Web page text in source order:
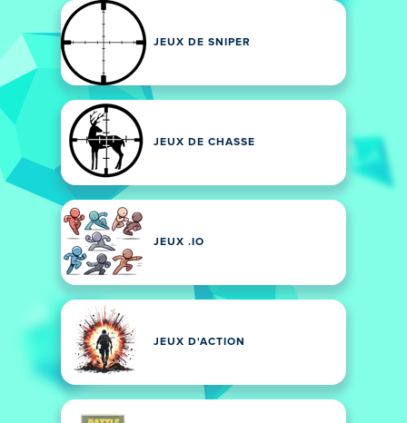
JEUX DE SNIPER
JEUX DE CHASSE
JEUX .IO
JEUX D'ACTION